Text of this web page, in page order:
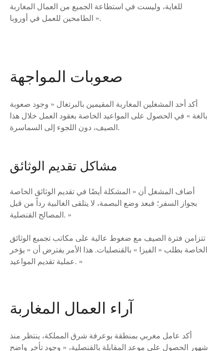
للغاية، وليست في استطاعة الجميع من العمال المغاربة
الطامحين للعمل في أوروبا ».
صعوبات المواجهة
أكد أحد المشغلين المغاربة المقيمين بالبرتغال « وجود صعوبة
بالغة » في الحصول على المواعيد الخاصة بعقود العمل خلال هذا
الصيف، دون اللجوء إلى السماسرة.
مشاكل تقديم الوثائق
أضاف المشغل أن « المشكلة أيضًا في تقديم الوثائق الخاصة
بجواز السفر؛ فبعد وضع البصمة، لا يتلقى الغالبية رداً من قبل
المصالح القنصلية. »
تتزامن فترة الصيف مع ضغوط عالية على مكاتب تجميع الوثائق
الخاصة بطلب « الفيزا » بالقنصليات. هذا الأمر يفترض أن « يؤخر
عملية تقديم المواعيد. »
آراء العمال المغاربة
أكد عامل مغربي بمنطقة بوعرفة شرق المملكة، ينتظر منذ
شهور الحصول على موعد المقابلة بالقنصلية، « وجود تأخر واضح